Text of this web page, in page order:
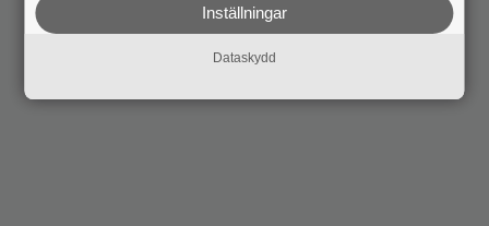
Inställningar
Dataskydd